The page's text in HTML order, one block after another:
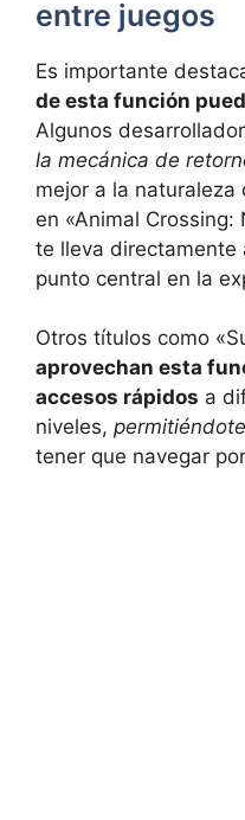
entre juegos
Es importante
de esta función
Algunos
la mecánica de
mejor a la naturaleza
en «Animal
te lleva directamente
punto central en la
Otros títulos como
aprovechan esta
accesos rápidos a
niveles,
tener que navegar